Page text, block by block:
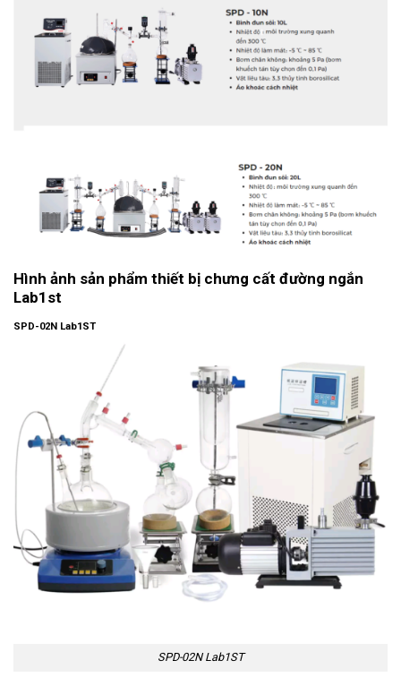
Hình ảnh sản phẩm thiết bị chưng cất đường ngắn
Lab1st
SPD-02N Lab1ST
SPD-02N Lab1ST